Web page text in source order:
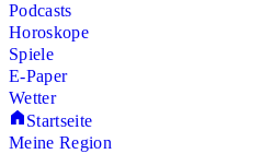
Podcasts
Horoskope
Spiele
E-Paper
Wetter
Startseite
Meine Region